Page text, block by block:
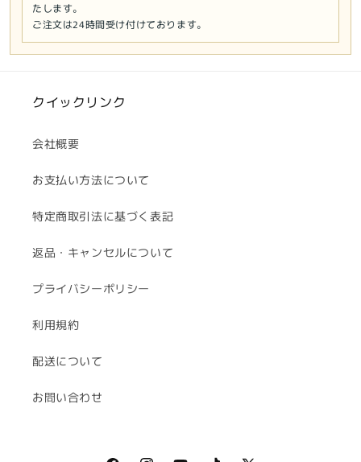
たします。
ご注文は24時間受け付けております。
クイックリンク
会社概要
お支払い方法について
特定商取引法に基づく表記
返品・キャンセルについて
プライバシーポリシー
利用規約
配送について
お問い合わせ